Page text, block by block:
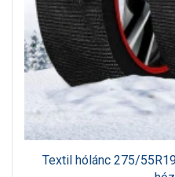
Textil hólánc 275/